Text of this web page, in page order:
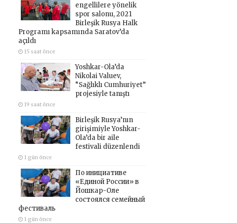
engellilere yönelik
spor salonu, 2021
Birleşik Rusya Halk
Programı kapsamında Saratov’da
açıldı
15 saat önce
Yoshkar-Ola’da
Nikolai Valuev,
“Sağlıklı Cumhuriyet”
projesiyle tanıştı
19 saat önce
Birleşik Rusya’nın
girişimiyle Yoshkar-
Ola’da bir aile
festivali düzenlendi
1 gün önce
По инициативе
«Единой России» в
Йошкар-Оле
состоялся семейный
фестиваль
1 gün önce